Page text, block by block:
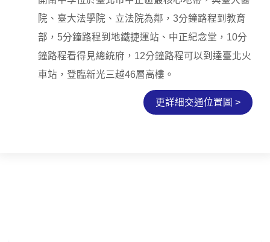
院、臺大法學院、立法院為鄰，3分鐘路程到教育
部，5分鐘路程到地鐵捷運站、中正紀念堂，10分
鐘路程看得見總統府，12分鐘路程可以到達臺北火
車站，登臨新光三越46層高樓。
更詳細交通位置圖 >